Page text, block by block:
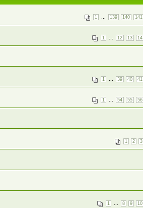
1 139 140 141
1 12 13 14
1 39 40 41
1 54 55 56
1 2 3
1 8 9 10